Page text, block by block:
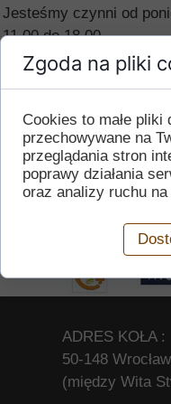
Jesteśmy czynni od
11.00 do 18.00.
< Starszy wpis
07 stycznia 2025
ADRES KOŁA :
50-148
(między Wita
Zgoda na pliki
Cookies to małe
przechowywane na
przeglądania stron
poprawy działania
oraz analizy ruchu